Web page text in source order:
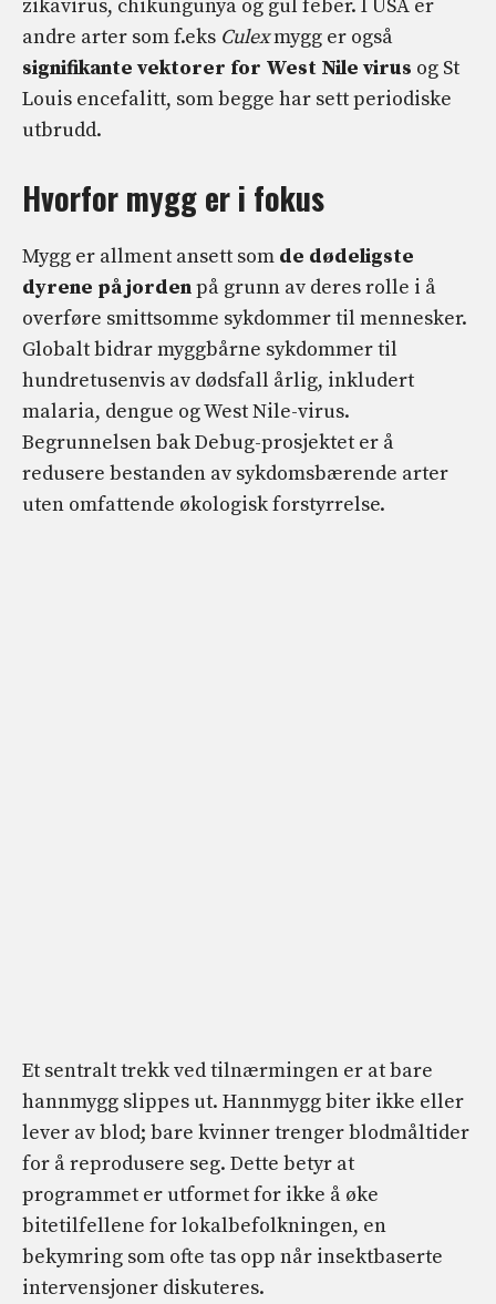
zikavirus, chikungunya og gul feber. I USA er
andre arter som f.eks Culexmygg er også
signifikante vektorer for West Nile virus og St
Louis encefalitt, som begge har sett periodiske
utbrudd.
Hvorfor mygg er i fokus
Mygg er allment ansett som de dødeligste
dyrene på jordenpå grunn av deres rolle i å
overføre smittsomme sykdommer til mennesker.
Globalt bidrar myggbårne sykdommer til
hundretusenvis av dødsfall årlig, inkludert
malaria, dengue og West Nile-virus.
Begrunnelsen bak Debug-prosjektet er å
redusere bestanden av sykdomsbærende arter
uten omfattende økologisk forstyrrelse.
Et sentralt trekk ved tilnærmingen er at bare
hannmygg slippes ut. Hannmygg biter ikke eller
lever av blod; bare kvinner trenger blodmåltider
for å reprodusere seg. Dette betyr at
programmet er utformet for ikke å øke
bitetilfellene for lokalbefolkningen, en
bekymring som ofte tas opp når insektbaserte
intervensjoner diskuteres.